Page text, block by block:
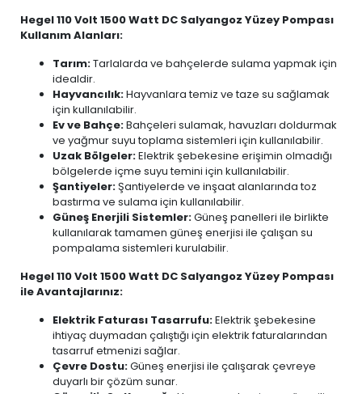
Hegel 110 Volt 1500 Watt DC Salyangoz Yüzey Pompası
Kullanım Alanları:
Tarım:Tarlalarda ve bahçelerde sulama yapmak için
idealdir.
Hayvancılık:Hayvanlara temiz ve taze su sağlamak
için kullanılabilir.
Ev ve Bahçe:Bahçeleri sulamak, havuzları doldurmak
ve yağmur suyu toplama sistemleri için kullanılabilir.
Uzak Bölgeler:Elektrik şebekesine erişimin olmadığı
bölgelerde içme suyu temini için kullanılabilir.
Şantiyeler:Şantiyelerde ve inşaat alanlarında toz
bastırma ve sulama için kullanılabilir.
Güneş Enerjili Sistemler:Güneş panelleri ile birlikte
kullanılarak tamamen güneş enerjisi ile çalışan su
pompalama sistemleri kurulabilir.
Hegel 110 Volt 1500 Watt DC Salyangoz Yüzey Pompası
ile Avantajlarınız:
Elektrik Faturası Tasarrufu:Elektrik şebekesine
ihtiyaç duymadan çalıştığı için elektrik faturalarından
tasarruf etmenizi sağlar.
Çevre Dostu:Güneş enerjisi ile çalışarak çevreye
duyarlı bir çözüm sunar.